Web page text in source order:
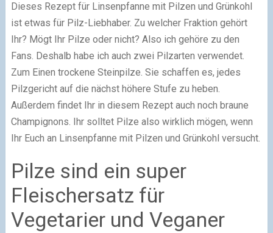
Dieses Rezept für Linsenpfanne mit Pilzen und Grünkohl
ist etwas für Pilz-Liebhaber. Zu welcher Fraktion gehört
Ihr? Mögt Ihr Pilze oder nicht? Also ich gehöre zu den
Fans. Deshalb habe ich auch zwei Pilzarten verwendet.
Zum Einen trockene Steinpilze. Sie schaffen es, jedes
Pilzgericht auf die nächst höhere Stufe zu heben.
Außerdem findet Ihr in diesem Rezept auch noch braune
Champignons. Ihr solltet Pilze also wirklich mögen, wenn
Ihr Euch an Linsenpfanne mit Pilzen und Grünkohl versucht.
Pilze sind ein super
Fleischersatz für
Vegetarier und Veganer